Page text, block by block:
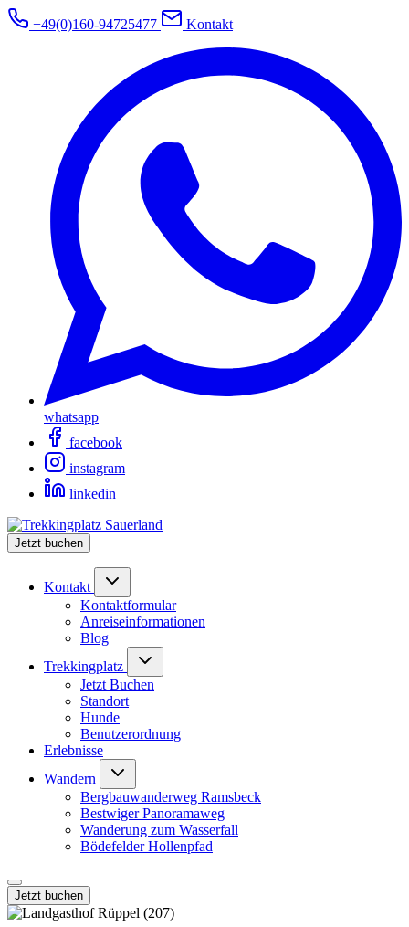
+49(0)160-94725477 Kontakt
whatsapp
facebook
instagram
linkedin
Jetzt buchen
Kontakt
Kontaktformular
Anreiseinformationen
Blog
Trekkingplatz
Jetzt Buchen
Standort
Hunde
Benutzerordnung
Erlebnisse
Wandern
Bergbauwanderweg Ramsbeck
Bestwiger Panoramaweg
Wanderung zum Wasserfall
Bödefelder Hollenpfad
Jetzt buchen